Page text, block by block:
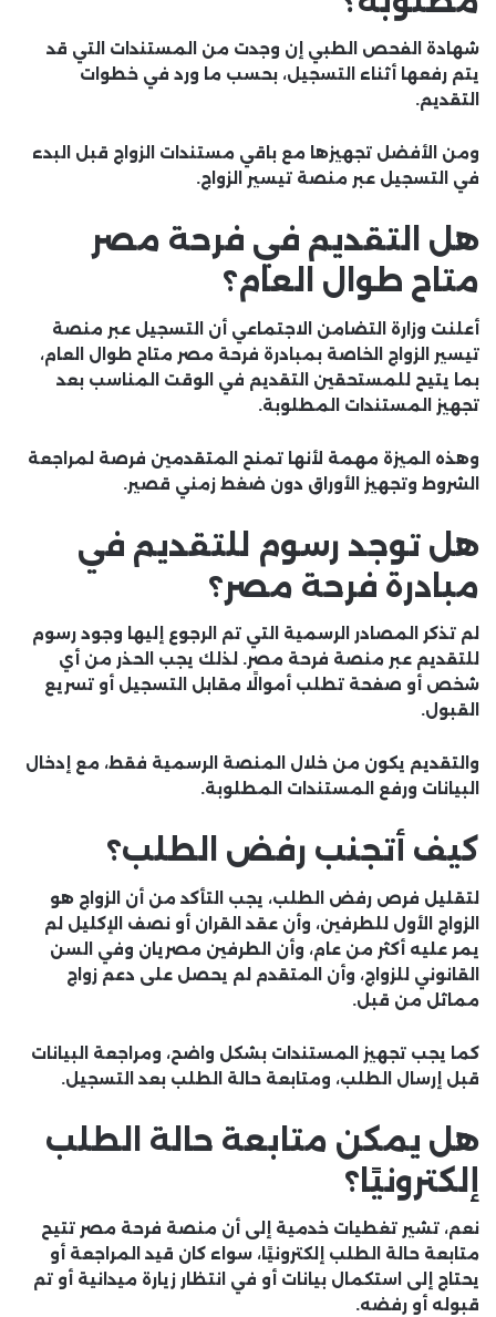
شهادة الفحص الطبي إن وجدت من المستندات التي قد
يتم رفعها أثناء التسجيل، بحسب ما ورد في خطوات
التقديم.
ومن الأفضل تجهيزها مع باقي مستندات الزواج قبل البدء
في التسجيل عبر منصة تيسير الزواج.
هل التقديم في فرحة مصر
متاح طوال العام؟
أعلنت وزارة التضامن الاجتماعي أن التسجيل عبر منصة
تيسير الزواج الخاصة بمبادرة فرحة مصر متاح طوال العام،
بما يتيح للمستحقين التقديم في الوقت المناسب بعد
تجهيز المستندات المطلوبة.
وهذه الميزة مهمة لأنها تمنح المتقدمين فرصة لمراجعة
الشروط وتجهيز الأوراق دون ضغط زمني قصير.
هل توجد رسوم للتقديم في
مبادرة فرحة مصر؟
لم تذكر المصادر الرسمية التي تم الرجوع إليها وجود رسوم
للتقديم عبر منصة فرحة مصر. لذلك يجب الحذر من أي
شخص أو صفحة تطلب أموالًا مقابل التسجيل أو تسريع
القبول.
والتقديم يكون من خلال المنصة الرسمية فقط، مع إدخال
البيانات ورفع المستندات المطلوبة.
كيف أتجنب رفض الطلب؟
لتقليل فرص رفض الطلب، يجب التأكد من أن الزواج هو
الزواج الأول للطرفين، وأن عقد القران أو نصف الإكليل لم
يمر عليه أكثر من عام، وأن الطرفين مصريان وفي السن
القانوني للزواج، وأن المتقدم لم يحصل على دعم زواج
مماثل من قبل.
كما يجب تجهيز المستندات بشكل واضح، ومراجعة البيانات
قبل إرسال الطلب، ومتابعة حالة الطلب بعد التسجيل.
هل يمكن متابعة حالة الطلب
إلكترونيًا؟
نعم، تشير تغطيات خدمية إلى أن منصة فرحة مصر تتيح
متابعة حالة الطلب إلكترونيًا، سواء كان قيد المراجعة أو
يحتاج إلى استكمال بيانات أو في انتظار زيارة ميدانية أو تم
قبوله أو رفضه.